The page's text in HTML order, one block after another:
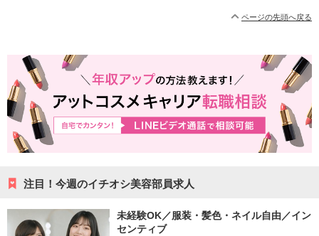
ページの先頭へ戻る
注目！今週のイチオシ美容部員求人
未経験OK／服装・髪色・ネイル自由／イン
センティブ